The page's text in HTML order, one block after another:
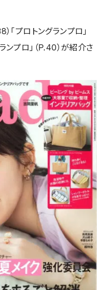
）「プロトングランプロ」
ンプロ」（P.40）が紹介さ